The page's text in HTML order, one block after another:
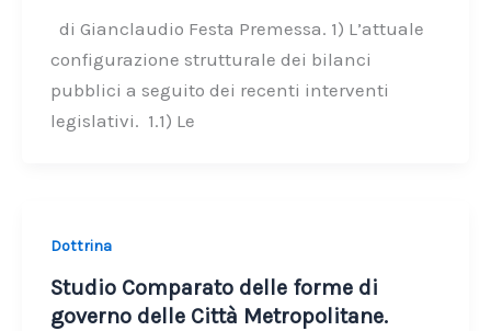
di Gianclaudio Festa Premessa. 1) L’attuale
configurazione strutturale dei bilanci
pubblici a seguito dei recenti interventi
legislativi. 1.1) Le
Dottrina
Studio Comparato delle forme di
governo delle Città Metropolitane.